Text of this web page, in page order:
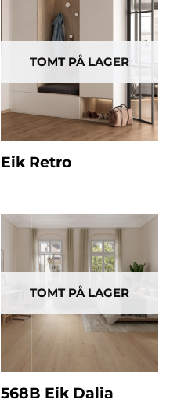
TOMT PÅ LAGER
Eik Retro
TOMT PÅ LAGER
568B Eik Dalia